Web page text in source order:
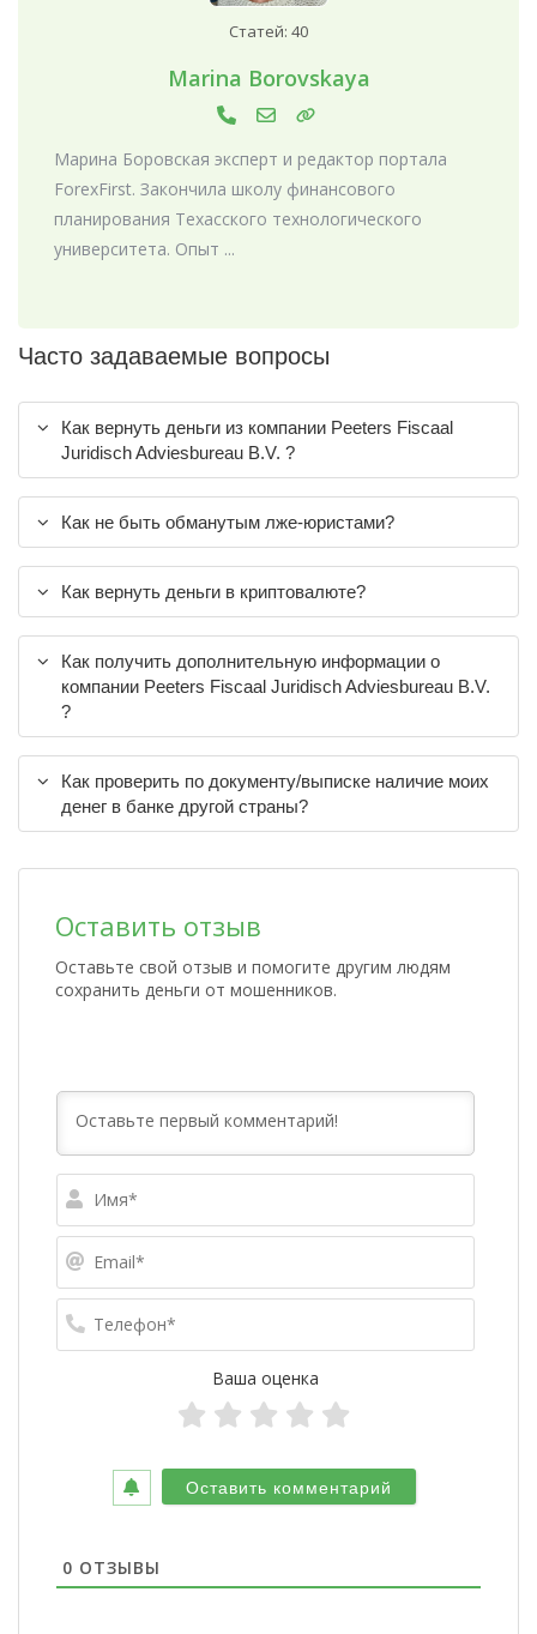
Статей: 40
Marina Borovskaya
Марина Боровская эксперт и редактор портала
ForexFirst. Закончила школу финансового
планирования Техасского технологического
университета. Опыт ...
Часто задаваемые вопросы
Как вернуть деньги из компании Peeters Fiscaal
Juridisch Adviesbureau B.V. ?
Как не быть обманутым лже-юристами?
Как вернуть деньги в криптовалюте?
Как получить дополнительную информации о
компании Peeters Fiscaal Juridisch Adviesbureau B.V.
?
Как проверить по документу/выписке наличие моих
денег в банке другой страны?
Оставить отзыв
Оставьте свой отзыв и помогите другим людям
сохранить деньги от мошенников.
Ваша оценка
0 ОТЗЫВЫ